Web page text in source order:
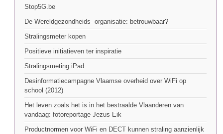
Stop5G.be
De Wereldgezondheids- organisatie: betrouwbaar?
Stralingsmeter kopen
Positieve initiatieven ter inspiratie
Stralingsmeting iPad
Desinformatiecampagne Vlaamse overheid over WiFi op
school (2012)
Het leven zoals het is in het bestraalde Vlaanderen van
vandaag: fotoreportage Jezus Eik
Productnormen voor WiFi en DECT kunnen straling aanzienlijk